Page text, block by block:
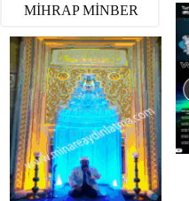
MİHRAP MİNBER